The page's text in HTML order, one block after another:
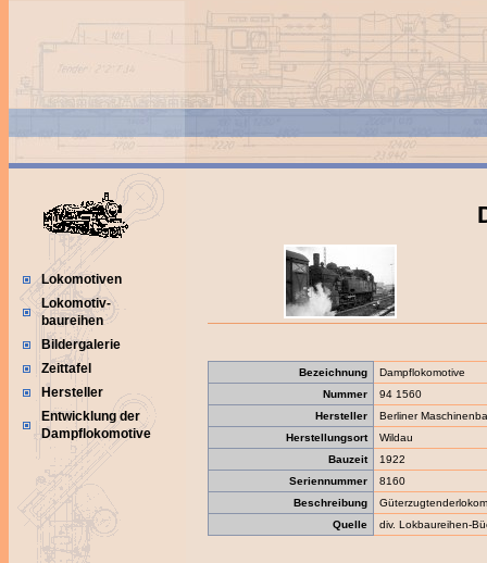
Lokomotiven
Lokomotiv-
baureihen
Bildergalerie
Zeittafel
Hersteller
Entwicklung der
Dampflokomotive
Bezeichnung
Dampflokomotive
Nummer
94 1560
Hersteller
Berliner
Herstellungsort
Wildau
Bauzeit
1922
Seriennummer
8160
Beschreibung
Quelle
div. Lokbaureihen-